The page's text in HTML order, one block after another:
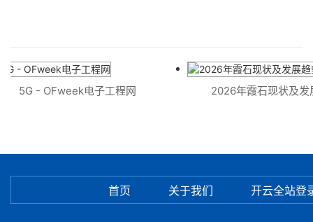
5G - OFweek电子工程网 2026年霞石现状及发
首页 关于我们 开云全站登